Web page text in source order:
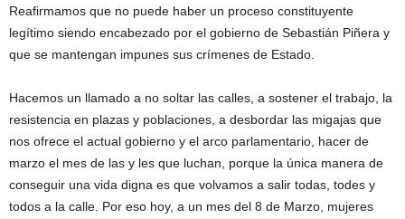
Reafirmamos que no puede haber un proceso constituyente
legítimo siendo encabezado por el gobierno de Sebastián Piñera y
que se mantengan impunes sus crímenes de Estado.
Hacemos un llamado a no soltar las calles, a sostener el trabajo, la
resistencia en plazas y poblaciones, a desbordar las migajas que
nos ofrece el actual gobierno y el arco parlamentario, hacer de
marzo el mes de las y les que luchan, porque la única manera de
conseguir una vida digna es que volvamos a salir todas, todes y
todos a la calle. Por eso hoy, a un mes del 8 de Marzo, mujeres